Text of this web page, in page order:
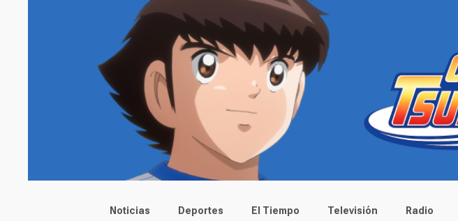
Noticias Deportes El Tiempo Televisión Radio